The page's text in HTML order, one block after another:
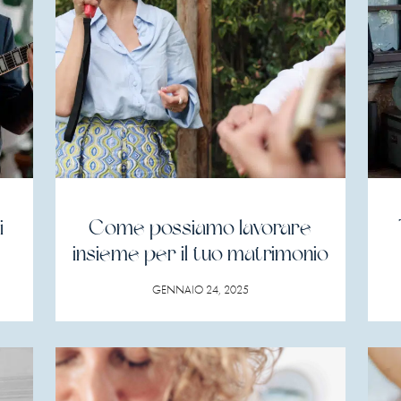
Come possiamo lavorare
insieme per il tuo matrimonio
GENNAIO 24, 2025